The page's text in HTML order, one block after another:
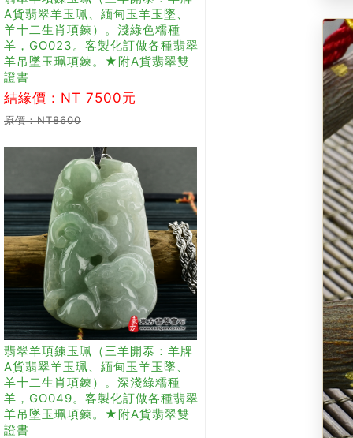
A貨翡翠羊玉珮、緬甸玉羊玉墜、
羊十二生肖項鍊）。淺綠色糯種
羊，GO023。客製化訂做各種翡翠
羊吊墜玉珮項鍊。★附A貨翡翠雙
證書
結緣價：NT 7500元
原價：NT8600
翡翠羊項鍊玉珮（三羊開泰：羊牌
A貨翡翠羊玉珮、緬甸玉羊玉墜、
羊十二生肖項鍊）。深淺綠糯種
羊，GO049。客製化訂做各種翡翠
羊吊墜玉珮項鍊。★附A貨翡翠雙
證書